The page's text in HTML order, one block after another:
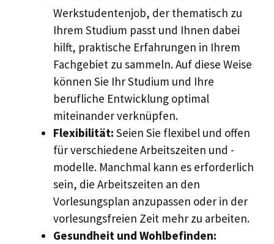
Werkstudentenjob, der thematisch zu
Ihrem Studium passt und Ihnen dabei
hilft, praktische Erfahrungen in Ihrem
Fachgebiet zu sammeln. Auf diese Weise
können Sie Ihr Studium und Ihre
berufliche Entwicklung optimal
miteinander verknüpfen.
Flexibilität: Seien Sie flexibel und offen
für verschiedene Arbeitszeiten und -
modelle. Manchmal kann es erforderlich
sein, die Arbeitszeiten an den
Vorlesungsplan anzupassen oder in der
vorlesungsfreien Zeit mehr zu arbeiten.
Gesundheit und Wohlbefinden: